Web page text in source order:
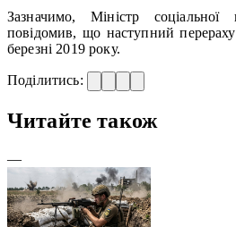
Зазначимо, Міністр
повідомив, що наступний
березні 2019 року.
Поділитись:
Читайте також
—